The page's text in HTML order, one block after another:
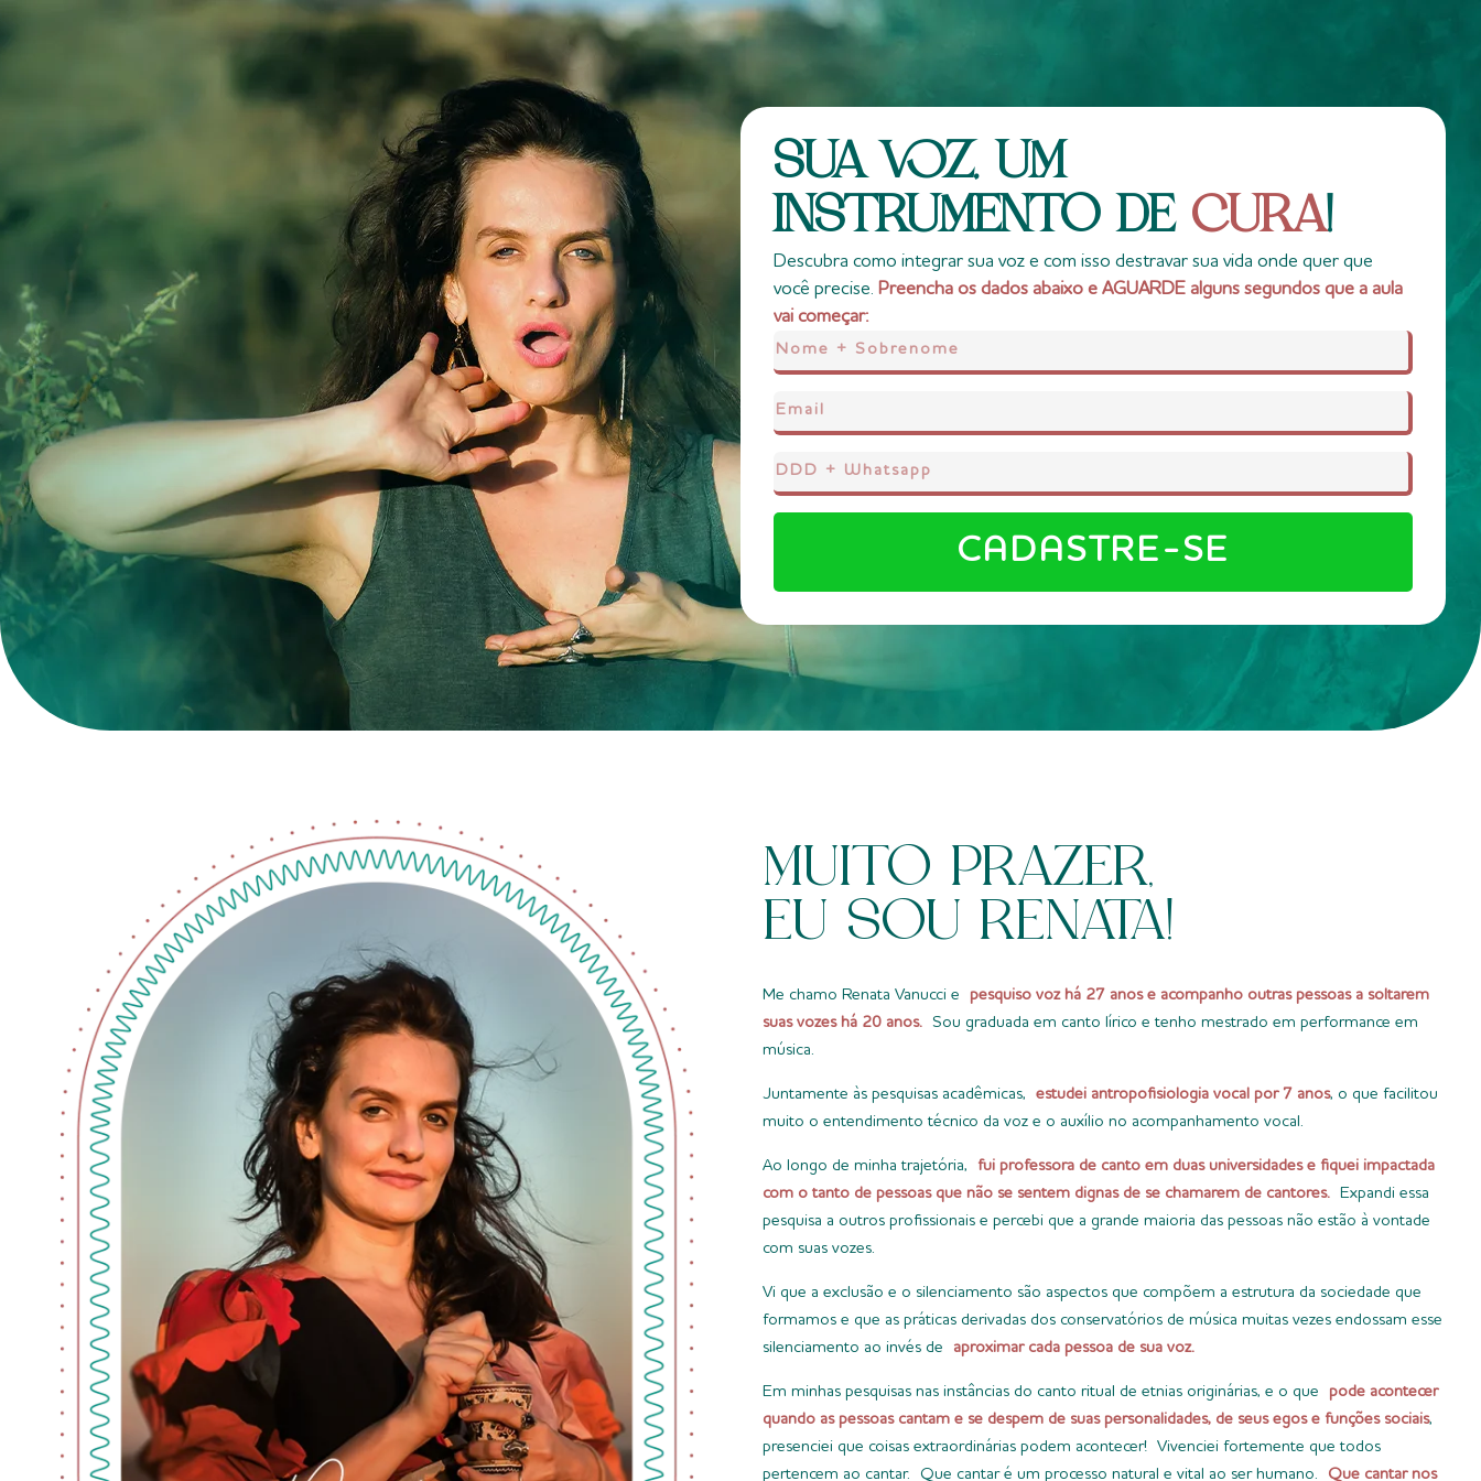
SUA VOZ, UM
INSTRUMENTO DE CURA!
Descubra como integrar sua voz e com isso destravar sua vida onde quer que
você precise. Preencha os dados abaixo e AGUARDE alguns segundos que a aula
vai começar:
CADASTRE-SE
MUITO PRAZER,
EU SOU RENATA!
Me chamo Renata Vanucci e pesquiso voz há 27 anos e acompanho outras pessoas a soltarem
suas vozes há 20 anos. Sou graduada em canto lírico e tenho mestrado em performance em
música.
Juntamente às pesquisas acadêmicas, estudei antropofisiologia vocal por 7 anos, o que facilitou
muito o entendimento técnico da voz e o auxílio no acompanhamento vocal.
Ao longo de minha trajetória, fui professora de canto em duas universidades e fiquei impactada
com o tanto de pessoas que não se sentem dignas de se chamarem de cantores. Expandi essa
pesquisa a outros profissionais e percebi que a grande maioria das pessoas não estão à vontade
com suas vozes.
Vi que a exclusão e o silenciamento são aspectos que compõem a estrutura da sociedade que
formamos e que as práticas derivadas dos conservatórios de música muitas vezes endossam esse
silenciamento ao invés de aproximar cada pessoa de sua voz.
Em minhas pesquisas nas instâncias do canto ritual de etnias originárias, e o que pode acontecer
quando as pessoas cantam e se despem de suas personalidades, de seus egos e funções sociais,
presenciei que coisas extraordinárias podem acontecer! Vivenciei fortemente que todos
pertencem ao cantar. Que cantar é um processo natural e vital ao ser humano.
Que cantar nos